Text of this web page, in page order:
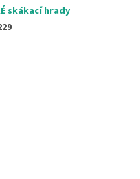
skákací hrady